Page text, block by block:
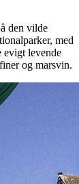
den vilde
med
evigt levende
og marsvin.